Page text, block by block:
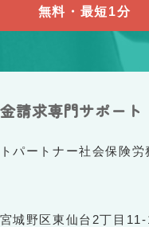
無料・最短1分
請求専門サポート
パートナー社会保険労
城野区東仙台2丁目11-